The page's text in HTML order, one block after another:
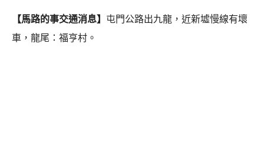
【馬路的事交通消息】 屯門公路出九龍，近新墟慢線有壞
車，龍尾：福亨村。